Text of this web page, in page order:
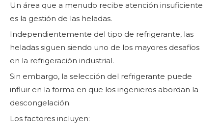
Un área que a menudo recibe atención insuficiente
es la gestión de las heladas.
Independientemente del tipo de refrigerante, las
heladas siguen siendo uno de los mayores desafíos
en la refrigeración industrial.
Sin embargo, la selección del refrigerante puede
influir en la forma en que los ingenieros abordan la
descongelación.
Los factores incluyen: